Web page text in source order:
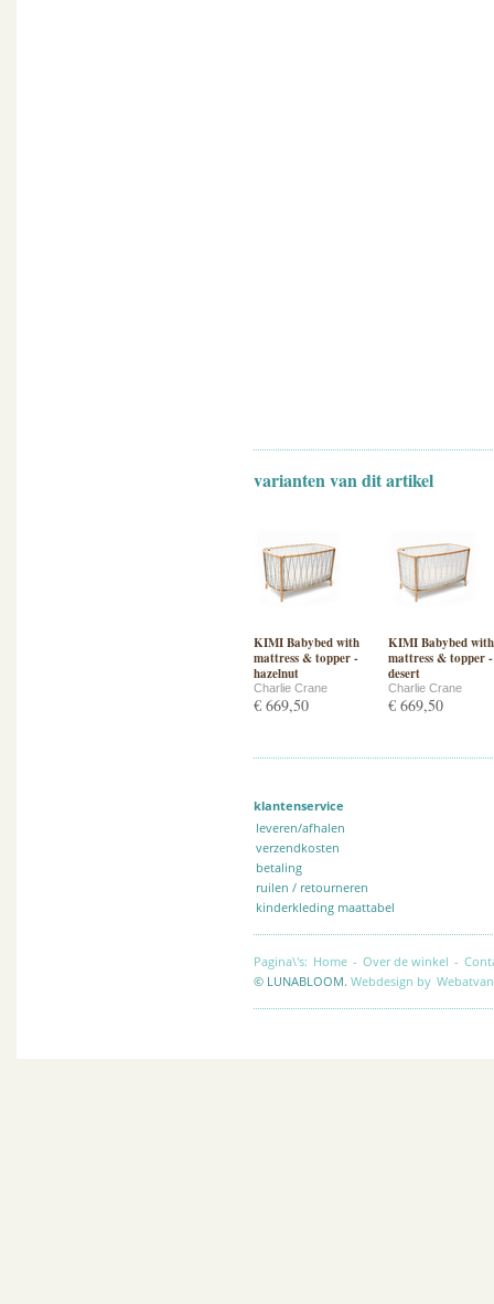
varianten van dit artikel
KIMI Babybed with
mattress & topper -
hazelnut
Charlie Crane
€ 669,50
KIMI Babybed with
mattress & topper -
desert
Charlie Crane
€ 669,50
klantenservice
leveren/afhalen
verzendkosten
betaling
ruilen / retourneren
kinderkleding maattabel
Pagina\'s: Home - Over de winkel -
© LUNABLOOM. Webdesign by